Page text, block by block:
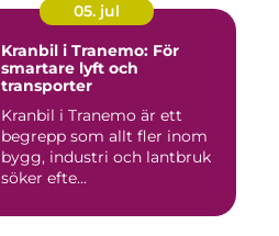
05. jul
Kranbil i Tranemo: För
smartare lyft och
transporter
Kranbil i Tranemo är ett
begrepp som allt fler inom
bygg, industri och lantbruk
söker efte...